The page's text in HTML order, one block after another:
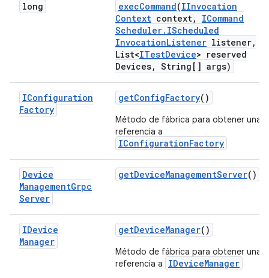
long execCommand(IInvocation
Context context,
ICommand
Scheduler. IScheduled
InvocationListener listener,
List<ITestDevice> reserved
Devices, String[] args)
IConfiguration
Factory
getConfigFactory()
Método de fábrica para obtener una
referencia a
IConfigurationFactory
Device
ManagementGrpc
Server
getDeviceManagementServer()
IDevice
Manager
getDeviceManager()
Método de fábrica para obtener una
referencia a
IDeviceManager